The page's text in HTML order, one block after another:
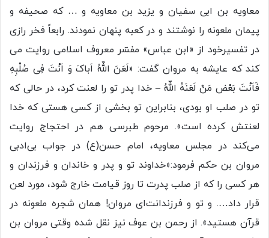
معاویه بن ابی سفیان و یزید بن معاویه و … که صحیفه و
پیمان ملعونه را نوشتند و در کعبه پنهان نمودند. رابعاً فخر رازى
در تفسیرخود از «ابن عباس» مفسّر معروف اسلامى روایت مى
کند که عایشه به مروان گفت: «لَعَنَ اللّهُ اَباکَ وَ اَنْتَ فِى صُلْبِهِ
فَاَنْتَ بَعْض مَنْ لَعَنَهُ اللّهُ – خدا پدر تو را لعنت کرد، در حالى که
تو در صلب او بودى، بنابراین تو بخشى از کسى هستى که خدا
لعنتش کرده است». مرحوم طبرسی هم در احتجاج روایت
می‌کند در مجلس معاویه، امام حسن(ع) در جواب بی‌ادبی
مروان بن حکم فرمود:«خداوند تو و پدر و خاندان و فرزندان و
هر کسی را که از صلب پدرت تا روز قیامت خارج شود، مورد لعن
قرار داد…. و تو و فرزندانت‌ای مروان! همان شجره ملعونه در
قرآن هستید». از رحمن بن عوف نیز نقل شده وقتی مروان بن